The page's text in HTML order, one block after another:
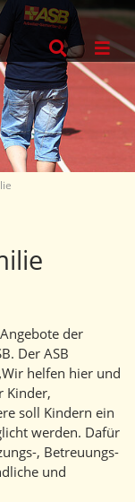
der
Der ASB
helfen hier und
Kinder,
soll Kindern ein
werden. Dafür
, Betreuungs-
und